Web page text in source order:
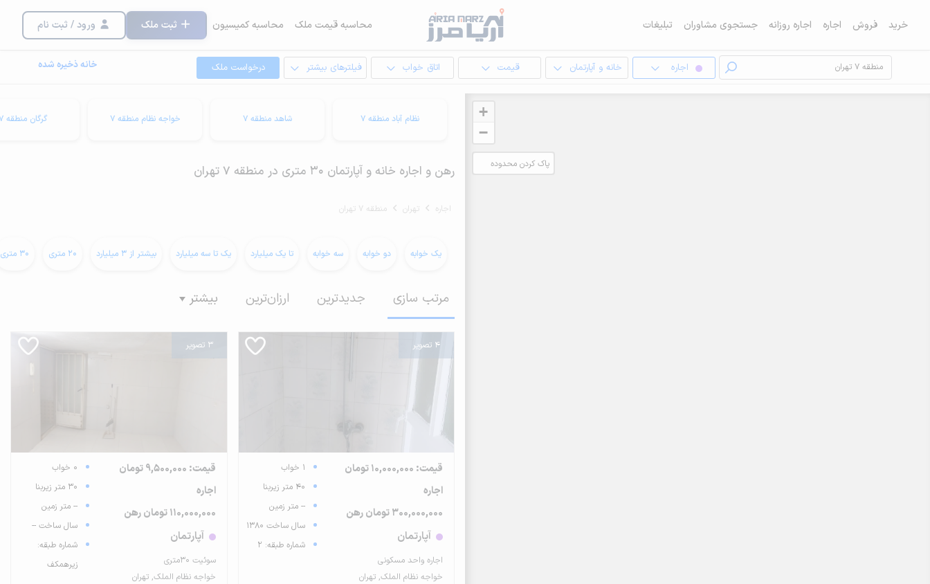
خرید فروش اجاره اجاره روزانه جستجوی مشاوران تبلیغات محاسبه قیمت ملک محاسبه کمیسیون ثبت ملک ورود / ثبت نام
اجاره خانه و آپارتمان قیمت اتاق خواب فیلترهای بیشتر درخواست ملک خانه ذخیره شده
+
−
پاک کردن محدوده
نظام آباد منطقه 7 شاهد منطقه 7 خواجه نظام منطقه 7 گرگان منطقه 7
رهن و اجاره خانه و آپارتمان 30 متری در منطقه 7 تهران
اجاره تهران منطقه 7 تهران
یک خوابه دو خوابه سه خوابه تا یک میلیارد یک تا سه میلیارد بیشتر از 3 میلیارد 20 متری 30 متری
مرتب سازی جدیدترین ارزان‌ترین بیشتر
4 تصویر
قیمت: 10,000,000 تومان
اجاره
300,000,000 تومان رهن
آپارتمان
اجاره واحد مسکونی
خواجه نظام الملک, تهران
1 خواب
40 متر زیربنا
-- متر زمین
سال ساخت 1380
شماره طبقه: 2
3 تصویر
قیمت: 9,500,000 تومان
اجاره
110,000,000 تومان رهن
آپارتمان
سوئیت ۳۰متری
خواجه نظام الملک, تهران
0 خواب
30 متر زیربنا
-- متر زمین
سال ساخت --
شماره طبقه:
زیرهمکف